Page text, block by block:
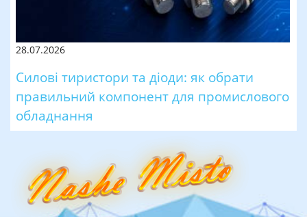
28.07.2026
Силові тиристори та діоди: як обрати
правильний компонент для промислового
обладнання